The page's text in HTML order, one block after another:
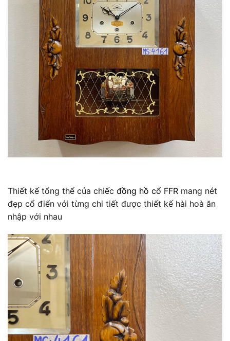
Thiết kế tổng thể của chiếc đồng hồ cổ FFR mang nét
đẹp cổ điển với từng chi tiết được thiết kế hài hoà ăn
nhập với nhau